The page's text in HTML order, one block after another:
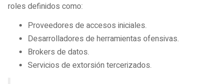
roles definidos como:
Proveedores de accesos iniciales.
Desarrolladores de herramientas ofensivas.
Brokers de datos.
Servicios de extorsión tercerizados.